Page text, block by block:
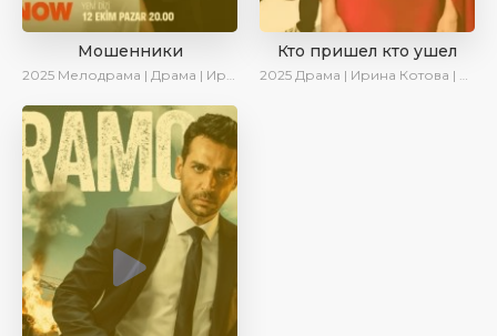
Мошенники
2025 Мелодрама | Драма | Ирина Котова | AlisaDirilis | Новинки | Сериалы 2025
Кто пришел кто ушел
2025 Драма | Ирина Котова | Новинки | Сериалы 2025